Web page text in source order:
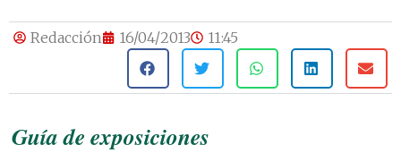
Redacción 16/04/2013 11:45
Guía de exposiciones